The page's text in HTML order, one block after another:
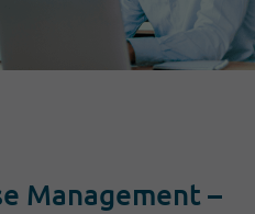
Management –